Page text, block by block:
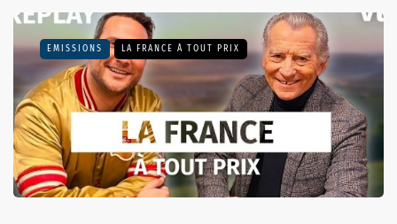
EMISSIONS LA FRANCE À TOUT PRIX